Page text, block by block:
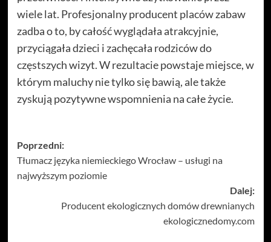
wiele lat. Profesjonalny producent placów zabaw
zadba o to, by całość wyglądała atrakcyjnie,
przyciągała dzieci i zachęcała rodziców do
częstszych wizyt. W rezultacie powstaje miejsce, w
którym maluchy nie tylko się bawią, ale także
zyskują pozytywne wspomnienia na całe życie.
Zobacz
wpisy
Poprzedni:
Tłumacz języka niemieckiego Wrocław – usługi na
najwyższym poziomie
Dalej:
Producent ekologicznych domów drewnianych
ekologicznedomy.com